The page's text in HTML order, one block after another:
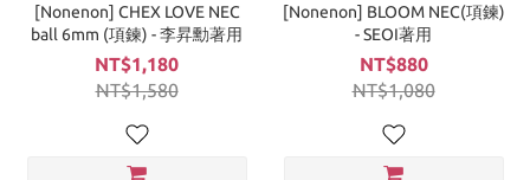
[Nonenon] CHEX LOVE NEC
ball 6mm (項鍊) - 李昇勳著用
NT$1,180
NT$1,580
[Nonenon] BLOOM NEC(項鍊)
- SEOI著用
NT$880
NT$1,080